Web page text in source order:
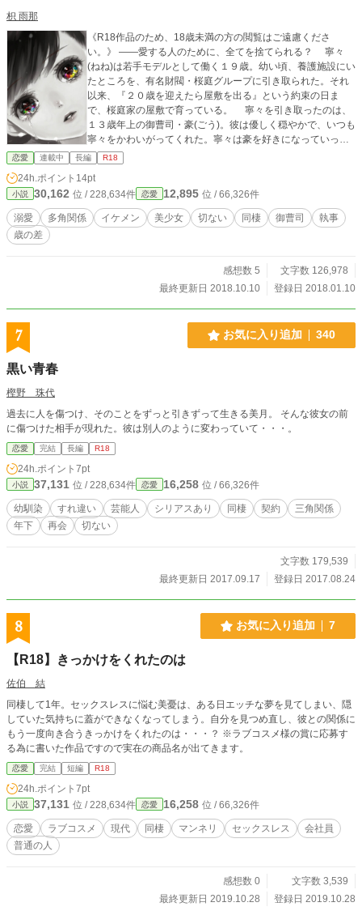
枳 雨那
《R18作品のため、18歳未満の方の閲覧はご遠慮くださ
い。》 ――愛する人のために、全てを捨てられる？ 寧々
(ねね)は若手モデルとして働く１９歳。幼い頃、養護施設にい
たところを、有名財閥・桜庭グループに引き取られた。それ
以来、『２０歳を迎えたら屋敷を出る』という約束の日ま
で、桜庭家の屋敷で育っている。 寧々を引き取ったのは、
１３歳年上の御曹司・豪(ごう)。彼は優しく穏やかで、いつも
寧々をかわいがってくれた。寧々は豪を好きになっていった
が、豪には幼馴染みの婚約者がいるため、諦めるしかないと
分かっていた。 そんな中、寧々は豪と肉体関係を持った。
気持ちを伝えることができないのに、体だけは繋がりがある
状況に、寧々は幸せを覚えつつも苦しむ毎日。２０歳を迎え
る日が近づくにつれて、その苦しみは増していく。 そして
ついに、豪が寧々を突き放す日がやってくる。その時、親身
れていくが、豪のことは忘れられないでいた。 ２人の間で
揺れながら、寧々が出した結論とは……。 ＊表紙イラストは
恋愛 連載中 長編 R18
24h.ポイント 14pt
小説 30,162 位 / 228,634件 恋愛 12,895 位 / 66,326件
溺愛 多角関係 イケメン 美少女 切ない 同棲 御曹司
執事
歳の差
感想数 5
文字数 126,978
最終更新日 2018.10.10
登録日 2018.01.10
7 お気に入り追加 340
黒い青春
樫野 珠代
過去に人を傷つけ、そのことをずっと引きずって生きる美月。 そんな彼女の前
に傷つけた相手が現れた。彼は別人のように変わっていて・・・。
恋愛 完結 長編 R18
24h.ポイント 7pt
小説 37,131 位 / 228,634件 恋愛 16,258 位 / 66,326件
幼馴染 すれ違い 芸能人 シリアスあり 同棲 契約
三角関係
年下
再会 切ない
文字数 179,539
最終更新日 2017.09.17
登録日 2017.08.24
8 お気に入り追加 7
【R18】きっかけをくれたのは
佐伯 結
同棲して1年。セックスレスに悩む美憂は、ある日エッチな夢を見てしまい、隠
していた気持ちに蓋ができなくなってしまう。自分を見つめ直し、彼との関係に
もう一度向き合うきっかけをくれたのは・・・？ ※ラブコスメ様の賞に応募す
る為に書いた作品ですので実在の商品名が出てきます。
恋愛 完結 短編 R18
24h.ポイント 7pt
小説 37,131 位 / 228,634件 恋愛 16,258 位 / 66,326件
恋愛 ラブコスメ 現代 同棲 マンネリ セックスレス
会社員
普通の人
感想数 0
文字数 3,539
最終更新日 2019.10.28
登録日 2019.10.28